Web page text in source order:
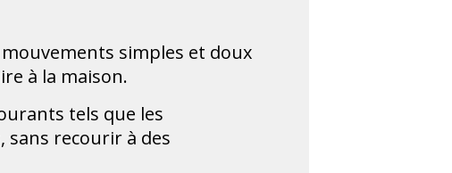
mouvements simples et doux
à la maison.
tels que les
sans recourir à des